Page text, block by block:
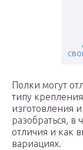
Полки могут
типу
изготовления
разобраться, в
отличия и как
вариациях.